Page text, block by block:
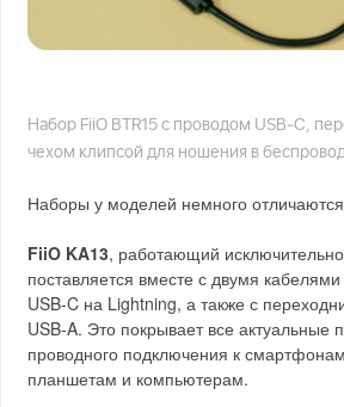
Набор FiiO BTR15 с проводом USB‑C,
чехом клипсой для ношения в
Наборы у моделей немного
FiiO KA13, работающий
поставляется вместе с двумя кабелями
USB‑C на Lightning, а также с
USB‑A. Это покрывает все актуальные
проводного подключения к
планшетам и компьютерам.